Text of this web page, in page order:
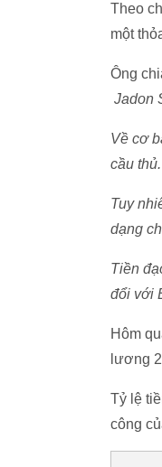
Theo
một
Ông
Jadon
Về cơ
cầu thủ.
Tuy
dạng
Tiền
đổi với
Hôm
lương
Tỷ lệ
công